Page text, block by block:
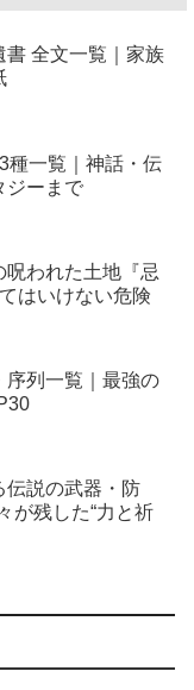
書 全文一覧｜家族
種一覧｜神話・伝
ジーまで
呪われた土地『忌
はいけない危険
序列一覧｜最強の
伝説の武器・防
が残した“力と祈